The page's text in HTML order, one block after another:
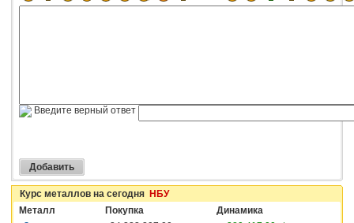
Введите верный ответ
Курс металлов на сегодня НБУ
Металл
Покупка
Динамика